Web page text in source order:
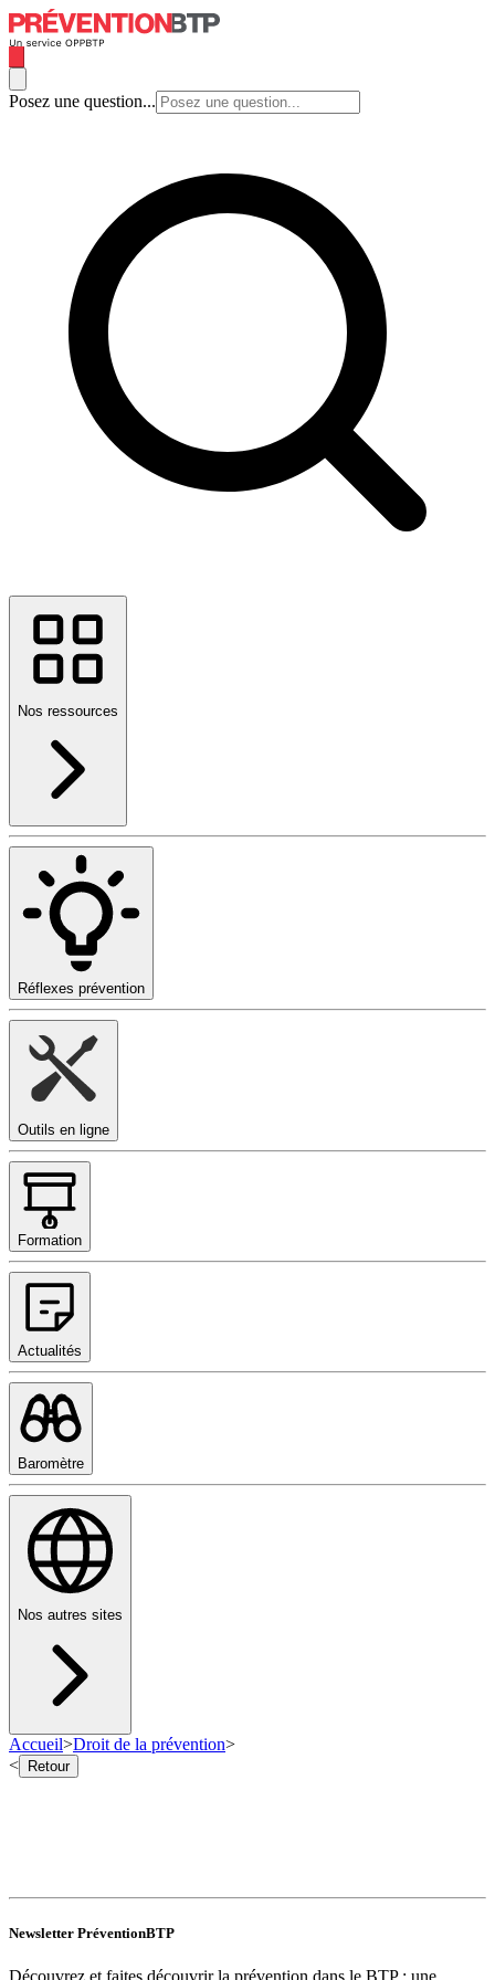
Posez une question...
Nos ressources
Réflexes prévention
Outils en ligne
Formation
Actualités
Baromètre
Nos autres sites
Accueil>Droit de la prévention>
<
Retour
Newsletter PréventionBTP
Découvrez et faites découvrir la prévention dans le BTP : une